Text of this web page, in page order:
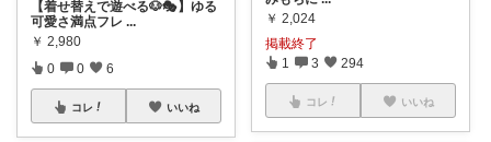
【着せ替えで遊べる🐶🎭】ゆる
可愛さ満点フレ ...
￥ 2,980
0 0 6
コレ いいね
￥ 2,024
掲載終了
1 3 294
コレ いいね